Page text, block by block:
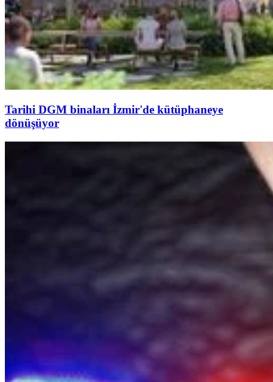
Tarihi DGM binaları İzmir'de kütüphaneye
dönüşüyor